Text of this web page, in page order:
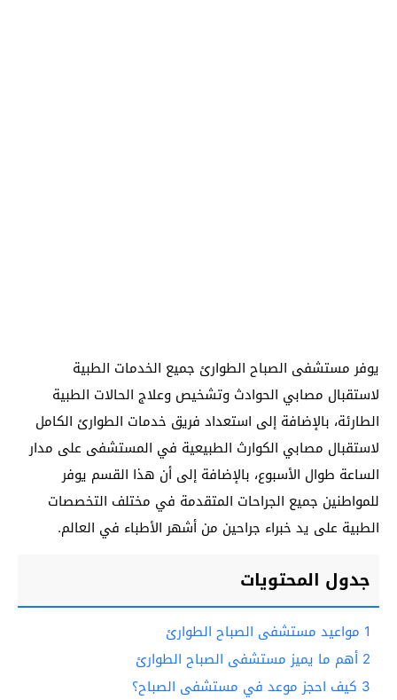
يوفر مستشفى الصباح الطوارئ جميع الخدمات الطبية
لاستقبال مصابي الحوادث وتشخيص وعلاج الحالات الطبية
الطارئة، بالإضافة إلى استعداد فريق خدمات الطوارئ الكامل
لاستقبال مصابي الكوارث الطبيعية في المستشفى على مدار
الساعة طوال الأسبوع، بالإضافة إلى أن هذا القسم يوفر
للمواطنين جميع الجراحات المتقدمة في مختلف التخصصات
الطبية على يد خبراء جراحين من أشهر الأطباء في العالم.
جدول المحتويات
1 مواعيد مستشفى الصباح الطوارئ
2 أهم ما يميز مستشفى الصباح الطوارئ
3 كيف احجز موعد في مستشفى الصباح؟